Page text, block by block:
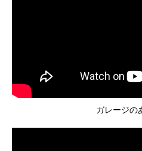
ガレージの